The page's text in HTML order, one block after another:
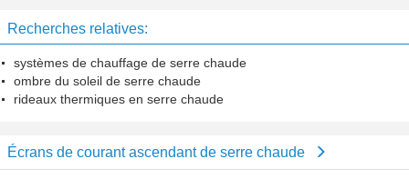
Recherches relatives:
systèmes de chauffage de serre chaude
ombre du soleil de serre chaude
rideaux thermiques en serre chaude
Écrans de courant ascendant de serre chaude